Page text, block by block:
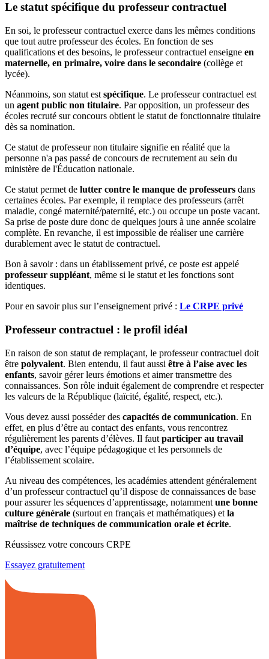
Le statut spécifique du professeur contractuel
En soi, le professeur contractuel exerce dans les mêmes conditions
que tout autre professeur des écoles. En fonction de ses
qualifications et des besoins, le professeur contractuel enseigne en
maternelle, en primaire, voire dans le secondaire (collège et
lycée).
Néanmoins, son statut est spécifique. Le professeur contractuel est
un agent public non titulaire. Par opposition, un professeur des
écoles recruté sur concours obtient le statut de fonctionnaire titulaire
dès sa nomination.
Ce statut de professeur non titulaire signifie en réalité que la
personne n'a pas passé de concours de recrutement au sein du
ministère de l'Éducation nationale.
Ce statut permet de lutter contre le manque de professeurs dans
certaines écoles. Par exemple, il remplace des professeurs (arrêt
maladie, congé maternité/paternité, etc.) ou occupe un poste vacant.
Sa prise de poste dure donc de quelques jours à une année scolaire
complète. En revanche, il est impossible de réaliser une carrière
durablement avec le statut de contractuel.
Bon à savoir : dans un établissement privé, ce poste est appelé
professeur suppléant, même si le statut et les fonctions sont
identiques.
Pour en savoir plus sur l’enseignement privé : Le CRPE privé
Professeur contractuel : le profil idéal
En raison de son statut de remplaçant, le professeur contractuel doit
être polyvalent. Bien entendu, il faut aussi être à l’aise avec les
enfants, savoir gérer leurs émotions et aimer transmettre des
connaissances. Son rôle induit également de comprendre et respecter
les valeurs de la République (laïcité, égalité, respect, etc.).
Vous devez aussi posséder des capacités de communication. En
effet, en plus d’être au contact des enfants, vous rencontrez
régulièrement les parents d’élèves. Il faut participer au travail
d’équipe, avec l’équipe pédagogique et les personnels de
l’établissement scolaire.
Au niveau des compétences, les académies attendent généralement
d’un professeur contractuel qu’il dispose de connaissances de base
pour assurer les séquences d’apprentissage, notamment une bonne
culture générale (surtout en français et mathématiques) et la
maîtrise de techniques de communication orale et écrite.
Réussissez votre concours CRPE
Essayez gratuitement